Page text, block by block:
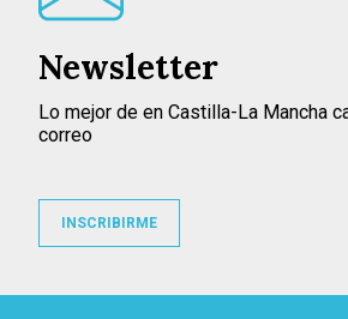
Newsletter
Lo mejor de en Castilla-La Mancha
correo
INSCRIBIRME